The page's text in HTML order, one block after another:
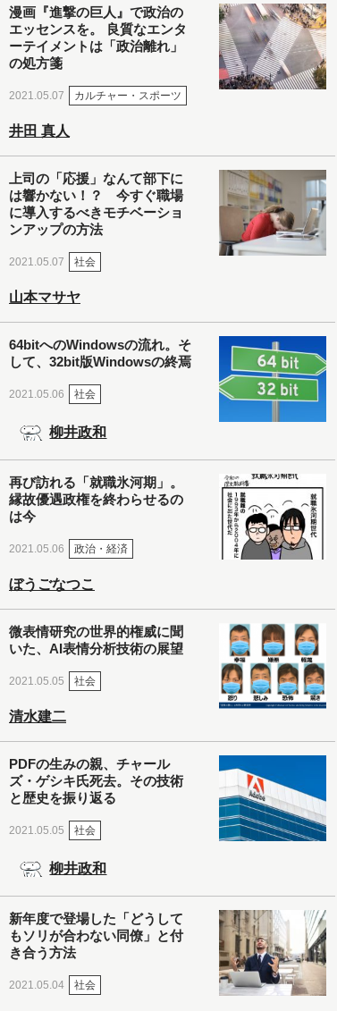
漫画『進撃の巨人』で政治の
エッセンスを。 良質なエンタ
ーテイメントは「政治離れ」
の処方箋
2021.05.07 カルチャー・スポーツ
井田 真人
上司の「応援」なんて部下に
は響かない！？ 今すぐ職場
に導入するべきモチベーショ
ンアップの方法
2021.05.07 社会
山本マサヤ
64bitへのWindowsの流れ。そ
して、32bit版Windowsの終焉
2021.05.06 社会
柳井政和
再び訪れる「就職氷河期」。
縁故優遇政権を終わらせるの
は今
2021.05.06 政治・経済
ぼうごなつこ
微表情研究の世界的権威に聞
いた、AI表情分析技術の展望
2021.05.05 社会
清水建二
PDFの生みの親、チャール
ズ・ゲシキ氏死去。その技術
と歴史を振り返る
2021.05.05 社会
柳井政和
新年度で登場した「どうして
もソリが合わない同僚」と付
き合う方法
2021.05.04 社会